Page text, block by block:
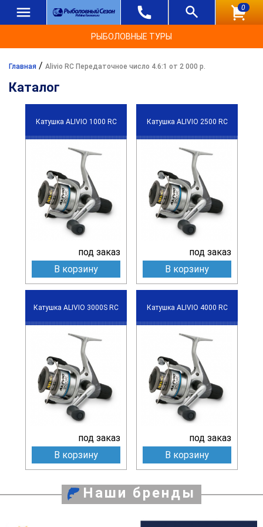
0
РЫБОЛОВНЫЕ ТУРЫ
Главная / Alivio RC Передаточное число 4.6:1 от 2 000 р.
Каталог
Катушка ALIVIO 1000 RC
под заказ
В корзину
Катушка ALIVIO 2500 RC
под заказ
В корзину
Катушка ALIVIO 3000S RC
под заказ
В корзину
Катушка ALIVIO 4000 RC
под заказ
В корзину
Наши бренды